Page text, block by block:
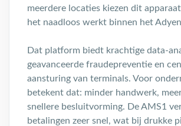
meerdere locaties kiezen dit
het naadloos werkt binnen het
Dat platform biedt krachtige data-
geavanceerde fraudepreventie en
aansturing van terminals. Voor
betekent dat: minder handwerk,
snellere besluitvorming. De AMS1
betalingen zeer snel, wat bij drukke